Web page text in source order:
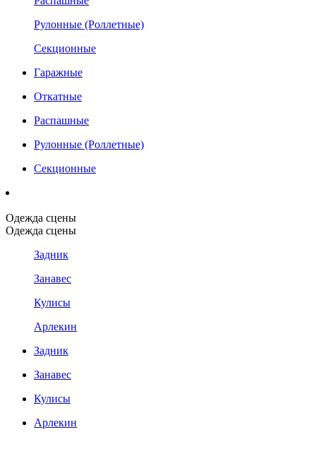
Рулонные (Роллетные)
Секционные
Гаражные
Откатные
Распашные
Рулонные (Роллетные)
Секционные
Одежда сцены
Одежда сцены
Задник
Занавес
Кулисы
Арлекин
Задник
Занавес
Кулисы
Арлекин